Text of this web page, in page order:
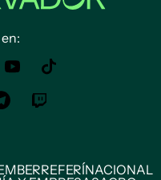
REFERÍNACIONAL